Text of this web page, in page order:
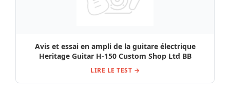
Avis et essai en ampli de la guitare électrique
Heritage Guitar H-150 Custom Shop Ltd BB
LIRE LE TEST →